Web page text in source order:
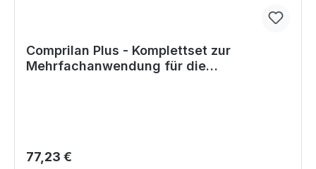
Comprilan Plus - Komplettset zur
Mehrfachanwendung für die
Regulärer Preis:
77,23 €